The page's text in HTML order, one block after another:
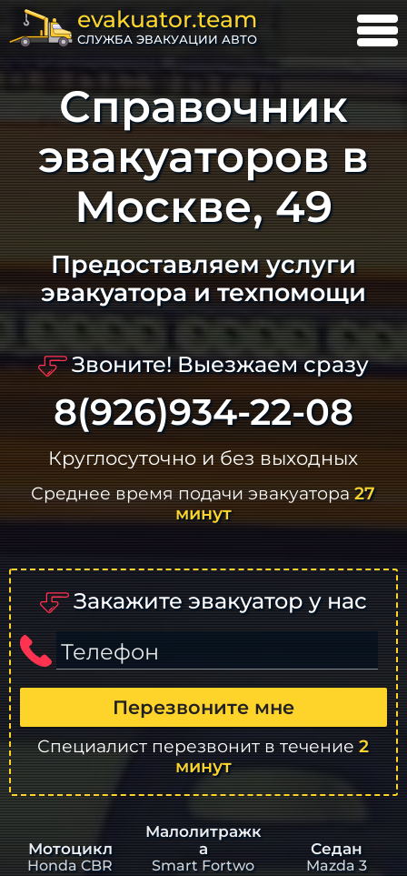
evakuator.team
СЛУЖБА ЭВАКУАЦИИ АВТО
Справочник
эвакуаторов в
Москве, 49
Предоставляем услуги
эвакуатора и техпомощи
Звоните! Выезжаем сразу
8(926)934-22-08
Круглосуточно и без выходных
Среднее время подачи эвакуатора27
минут
Закажите эвакуатор у нас
Телефон
Перезвоните мне
Специалист перезвонит в течение2
минут
Мотоцикл
Honda CBR
Малолитражк
а
Smart Fortwo
Седан
Mazda 3